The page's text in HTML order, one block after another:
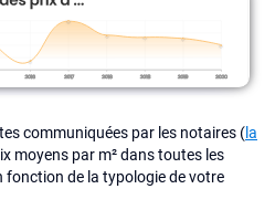
communiquées par les notaires (la
moyens par m² dans toutes les
fonction de la typologie de votre